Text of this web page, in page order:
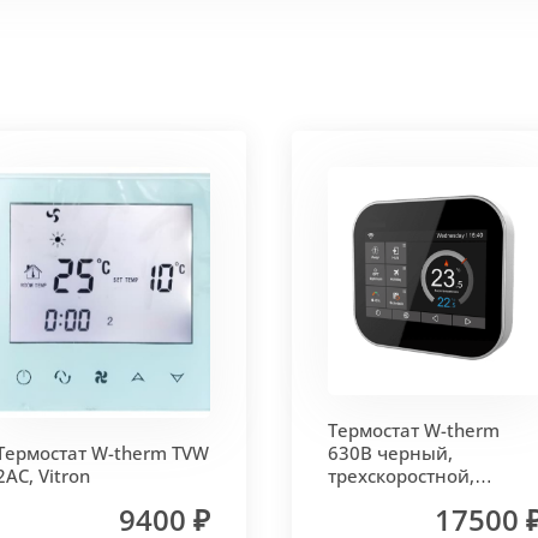
покрытием чёрного цвета.
- золото, бронза, чёрный, серебро (без доплат)
решетки - 13мм.Может быть изменена на 10 или 18
W-therm TVW
Vitron
9400 ₽
Термостат W-therm
630В черный,
трехскоростной,
17500